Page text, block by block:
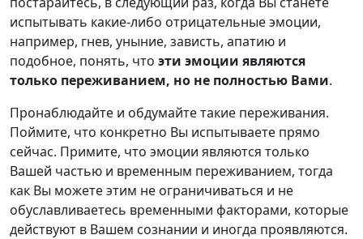
испытывать какие-либо отрицательные эмоции,
например, гнев, уныние, зависть, апатию и
подобное, понять, что эти эмоции являются
только переживанием, но не полностью Вами.
Пронаблюдайте и обдумайте такие переживания.
Поймите, что конкретно Вы испытываете прямо
сейчас. Примите, что эмоции являются только
Вашей частью и временным переживанием, тогда
как Вы можете этим не ограничиваться и не
обуславливаетесь временными факторами, которые
действуют в Вашем сознании и иногда проявляются.